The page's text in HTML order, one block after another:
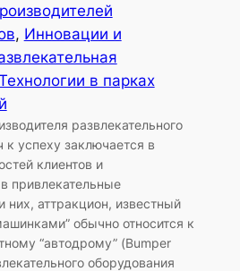
, Инновации и
в парках
развлекательного
успеху заключается в
клиентов и
привлекательные
них, аттракцион, известный
обычно относится к
“автодрому” (Bumper
оборудования